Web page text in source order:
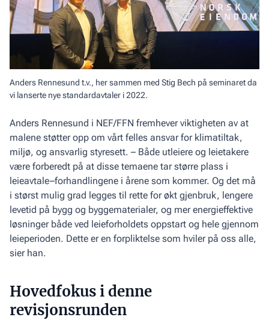
Anders Rennesund t.v., her sammen med Stig Bech på seminaret da
vi lanserte nye standardavtaler i 2022.
Anders Rennesund i NEF/FFN fremhever viktigheten av at
malene støtter opp om vårt felles ansvar for klimatiltak,
miljø, og ansvarlig styresett. – Både utleiere og leietakere
være forberedt på at disse temaene tar større plass i
leieavtale–forhandlingene i årene som kommer. Og det må
i størst mulig grad legges til rette for økt gjenbruk, lengere
levetid på bygg og byggematerialer, og mer energieffektive
løsninger både ved leieforholdets oppstart og hele gjennom
leieperioden. Dette er en forpliktelse som hviler på oss alle,
sier han.
Hovedfokus i denne
revisjonsrunden